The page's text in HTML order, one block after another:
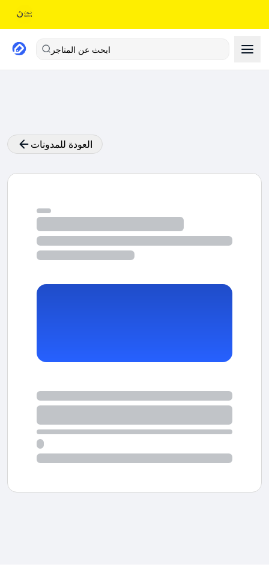
ابحث عن المتاجر
العودة للمدونات